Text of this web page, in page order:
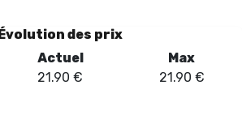
Évolution des prix
Actuel
21.90 €
Max
21.90 €